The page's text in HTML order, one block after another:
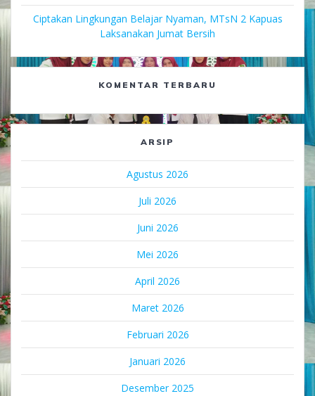
Ciptakan Lingkungan Belajar Nyaman, MTsN 2 Kapuas
Laksanakan Jumat Bersih
KOMENTAR TERBARU
ARSIP
Agustus 2026
Juli 2026
Juni 2026
Mei 2026
April 2026
Maret 2026
Februari 2026
Januari 2026
Desember 2025